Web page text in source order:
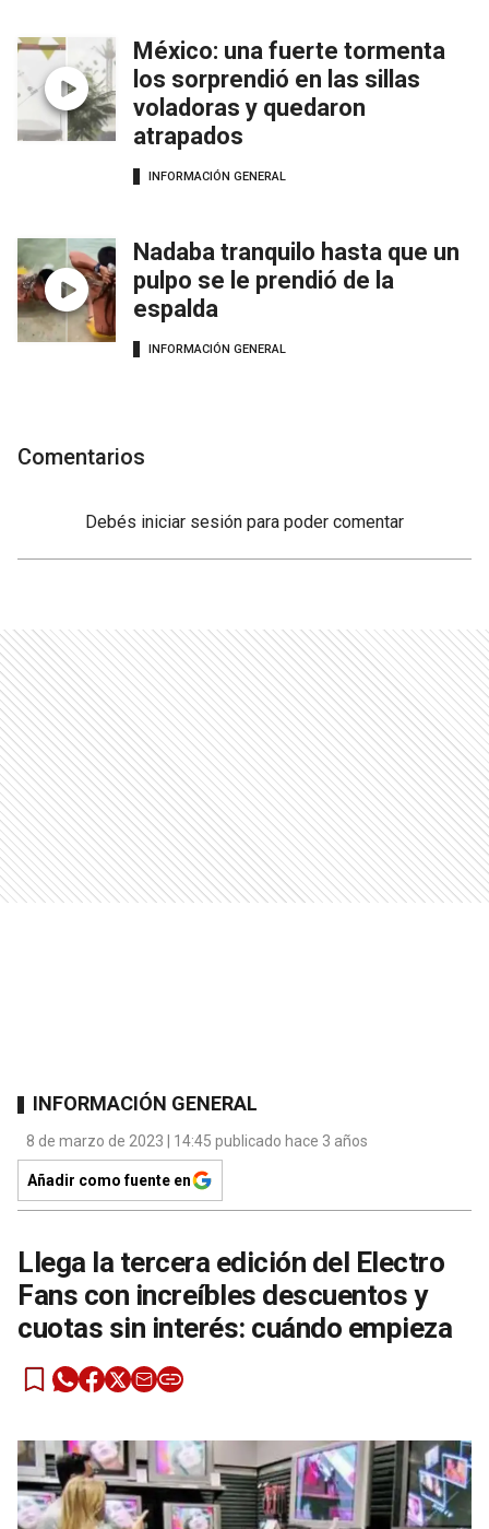
México: una fuerte tormenta
los sorprendió en las sillas
voladoras y quedaron
atrapados
INFORMACIÓN GENERAL
Nadaba tranquilo hasta que un
pulpo se le prendió de la
espalda
INFORMACIÓN GENERAL
Comentarios
Debés iniciar sesión para poder comentar
INFORMACIÓN GENERAL
8 de marzo de 2023 | 14:45 publicado hace 3 años
Añadir como fuente en
Llega la tercera edición del Electro
Fans con increíbles descuentos y
cuotas sin interés: cuándo empieza